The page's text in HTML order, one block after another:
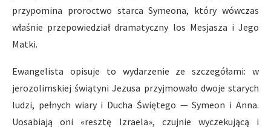
przypomina proroctwo starca Symeona, który wówczas
właśnie przepowiedział dramatyczny los Mesjasza i Jego
Matki.
Ewangelista opisuje to wydarzenie ze szczegółami: w
jerozolimskiej świątyni Jezusa przyjmowało dwoje starych
ludzi, pełnych wiary i Ducha Świętego — Symeon i Anna.
Uosabiają oni «resztę Izraela», czujnie wyczekującą i